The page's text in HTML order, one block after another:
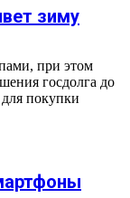
зиму
при этом
госдолга до
покупки